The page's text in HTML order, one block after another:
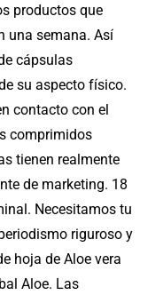
productos que
una semana. Así
cápsulas
su aspecto físico.
contacto con el
comprimidos
tienen realmente
de marketing. 18
Necesitamos tu
riguroso y
hoja de Aloe vera
Aloe. Las